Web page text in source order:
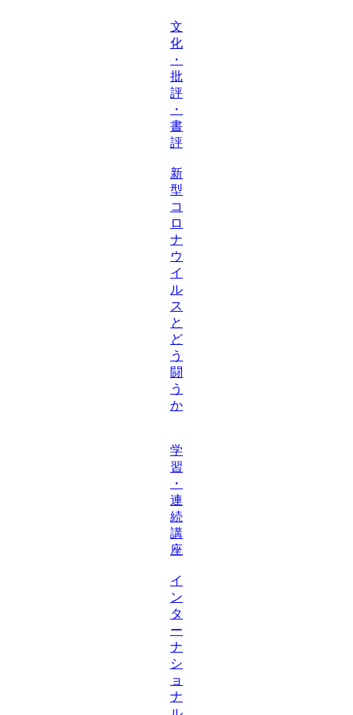
文
化
・
批
評
・
書
評
新
型
コ
ロ
ナ
ウ
イ
ル
ス
と
ど
う
闘
う
か
学
習
・
連
続
講
座
イ
ン
タ
ー
ナ
シ
ョ
ナ